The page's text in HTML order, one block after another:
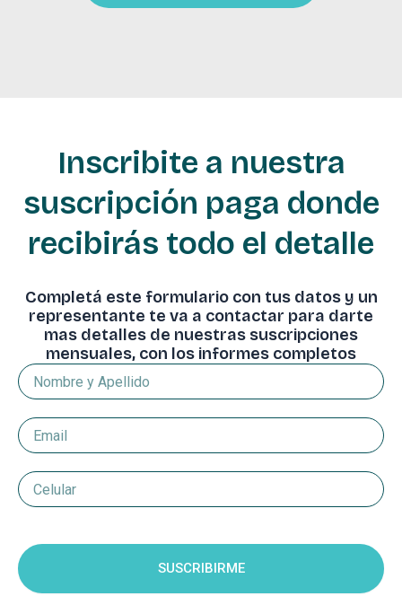
Inscribite a nuestra
suscripción paga donde
recibirás todo el detalle
Completá este formulario con tus datos y un
representante te va a contactar para darte
mas detalles de nuestras suscripciones
mensuales, con los informes completos
Nombre
y
Email
Celular
SUSCRIBIRME